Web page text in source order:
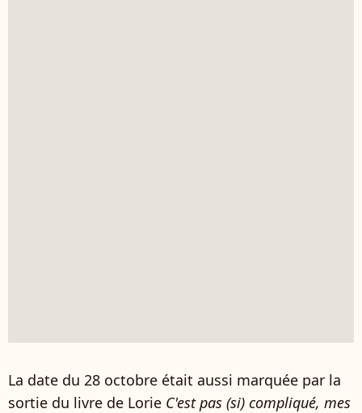
La date du 28 octobre était aussi marquée par la
sortie du livre de Lorie C'est pas (si) compliqué, mes